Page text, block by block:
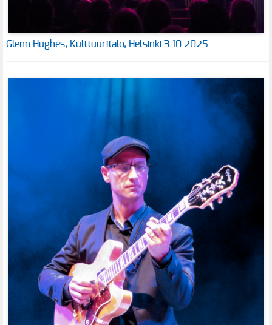
Glenn Hughes, Kulttuuritalo, Helsinki 3.10.2025